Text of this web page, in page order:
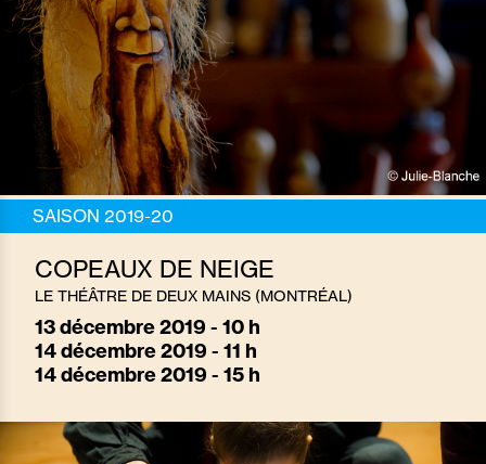
SAISON 2019-20
COPEAUX DE NEIGE
LE THÉÂTRE DE DEUX MAINS (MONTRÉAL)
13décembre 2019 - 10 h
14décembre 2019 - 11 h
14décembre 2019 - 15 h